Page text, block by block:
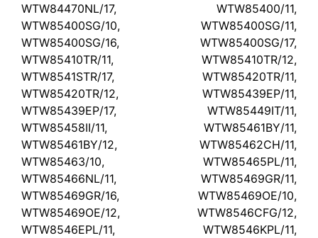
WTW84470NL/17, WTW85400/11,
WTW85400SG/10, WTW85400SG/11,
WTW85400SG/16, WTW85400SG/17,
WTW85410TR/11, WTW85410TR/12,
WTW8541STR/17, WTW85420TR/11,
WTW85420TR/12, WTW85439EP/11,
WTW85439EP/17, WTW85449IT/11,
WTW85458II/11, WTW85461BY/11,
WTW85461BY/12, WTW85462CH/11,
WTW85463/10, WTW85465PL/11,
WTW85466NL/11, WTW85469GR/11,
WTW85469GR/16, WTW85469OE/10,
WTW85469OE/12, WTW8546CFG/12,
WTW8546EPL/11, WTW8546KPL/11,